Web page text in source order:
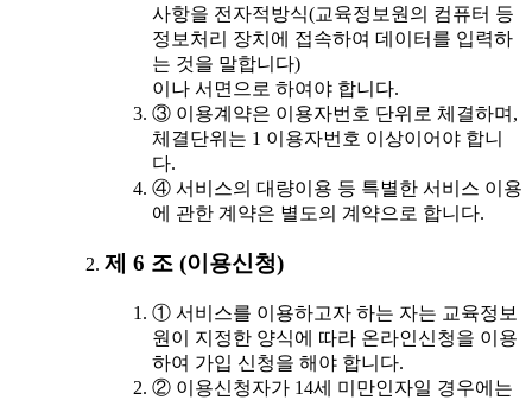
사항을 전자적방식(교육정보원의 컴퓨터 등
정보처리 장치에 접속하여 데이터를 입력하
는 것을 말합니다)
이나 서면으로 하여야 합니다.
③ 이용계약은 이용자번호 단위로 체결하며,
체결단위는 1 이용자번호 이상이어야 합니
다.
④ 서비스의 대량이용 등 특별한 서비스 이용
에 관한 계약은 별도의 계약으로 합니다.
제 6 조 (이용신청)
① 서비스를 이용하고자 하는 자는 교육정보
원이 지정한 양식에 따라 온라인신청을 이용
하여 가입 신청을 해야 합니다.
② 이용신청자가 14세 미만인자일 경우에는